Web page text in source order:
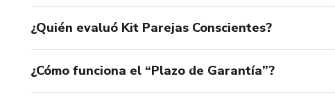
¿Quién evaluó Kit Parejas Conscientes?
¿Cómo funciona el “Plazo de Garantía”?